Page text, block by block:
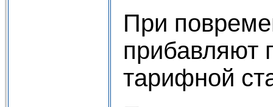
При
прибавляют
тарифной